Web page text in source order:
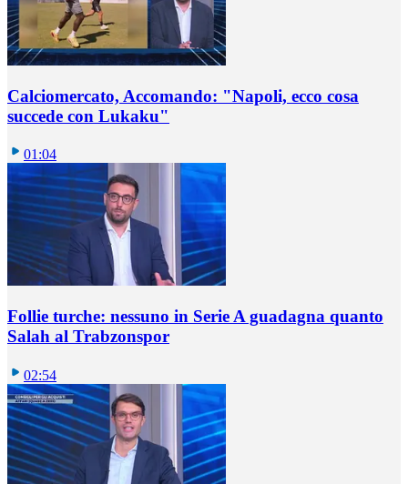
Calciomercato, Accomando: "Napoli, ecco cosa
succede con Lukaku"
01:04
Follie turche: nessuno in Serie A guadagna quanto
Salah al Trabzonspor
02:54